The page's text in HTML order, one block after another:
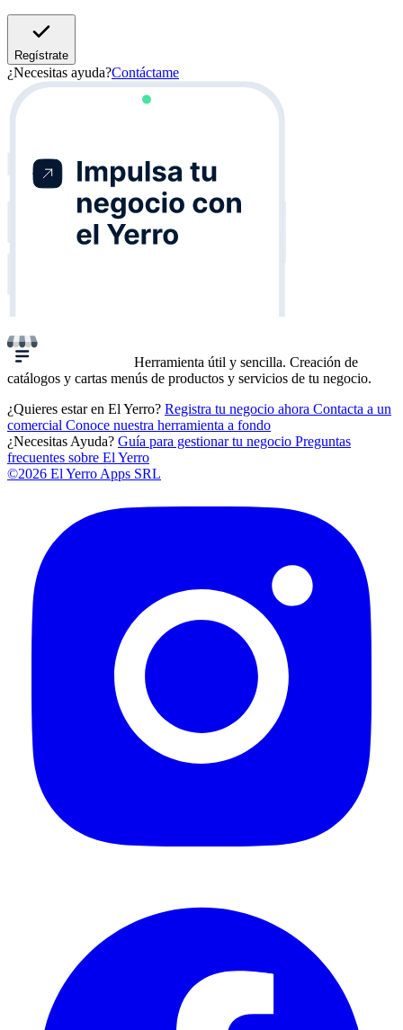
Regístrate
¿Necesitas ayuda?Contáctame
Herramienta útil y sencilla. Creación de
catálogos y cartas menús de productos y servicios de tu negocio.
¿Quieres estar en El Yerro? Registra tu negocio ahora Contacta a un
comercial Conoce nuestra herramienta a fondo
¿Necesitas Ayuda? Guía para gestionar tu negocio Preguntas
frecuentes sobre El Yerro
©2026 El Yerro Apps SRL